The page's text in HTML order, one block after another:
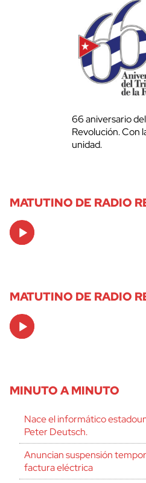
66 aniversario
Revolución. Con
unidad.
MATUTINO DE RADIO
Audio
Player
MATUTINO DE RADIO
Audio
Player
MINUTO A MINUTO
Nace el informático
Peter Deutsch.
Anuncian suspensión
factura eléctrica